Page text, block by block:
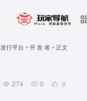
发行平台 • 开 发 者 • 正文
274 0 0